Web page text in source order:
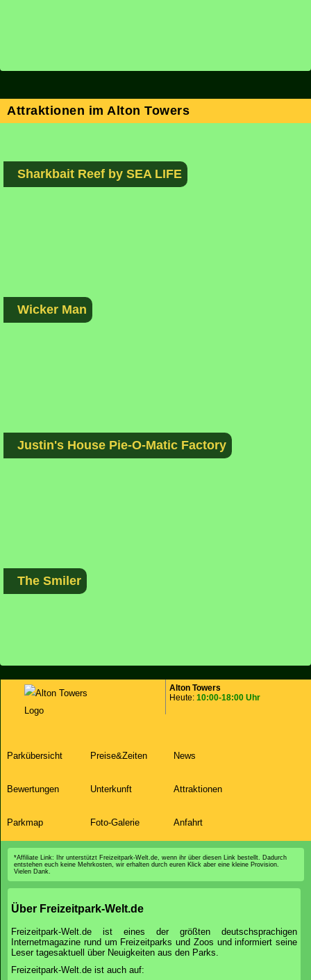
Attraktionen im Alton Towers
Sharkbait Reef by SEA LIFE
Wicker Man
Justin's House Pie-O-Matic Factory
The Smiler
Alton Towers
Heute: 10:00-18:00 Uhr
Parkübersicht Preise&Zeiten News
Bewertungen Unterkunft Attraktionen
Parkmap Foto-Galerie Anfahrt
*Affiliate Link: Ihr unterstützt Freizeitpark-Welt.de, wenn ihr über diesen Link bestellt. Dadurch
entstehen euch keine Mehrkosten, wir erhalten durch euren Klick aber eine kleine Provision.
Vielen Dank.
Über Freizeitpark-Welt.de
Freizeitpark-Welt.de ist eines der größten deutschsprachigen
Internetmagazine rund um Freizeitparks und Zoos und informiert seine
Leser tagesaktuell über Neuigkeiten aus den Parks.
Freizeitpark-Welt.de ist auch auf: